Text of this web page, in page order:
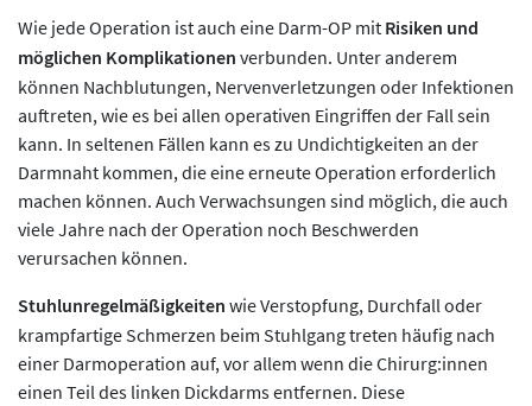
Wie jede Operation ist auch eine Darm-OP mit Risiken und
möglichen Komplikationen verbunden. Unter anderem
können Nachblutungen, Nervenverletzungen oder Infektionen
auftreten, wie es bei allen operativen Eingriffen der Fall sein
kann. In seltenen Fällen kann es zu Undichtigkeiten an der
Darmnaht kommen, die eine erneute Operation erforderlich
machen können. Auch Verwachsungen sind möglich, die auch
viele Jahre nach der Operation noch Beschwerden
verursachen können.
Stuhlunregelmäßigkeiten wie Verstopfung, Durchfall oder
krampfartige Schmerzen beim Stuhlgang treten häufig nach
einer Darmoperation auf, vor allem wenn die Chirurg:innen
einen Teil des linken Dickdarms entfernen. Diese